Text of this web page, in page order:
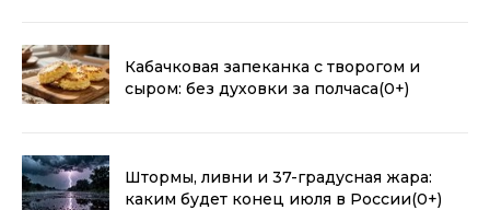
Кабачковая запеканка с творогом и
сыром: без духовки за полчаса(0+)
Штормы, ливни и 37-градусная жара:
каким будет конец июля в России(0+)